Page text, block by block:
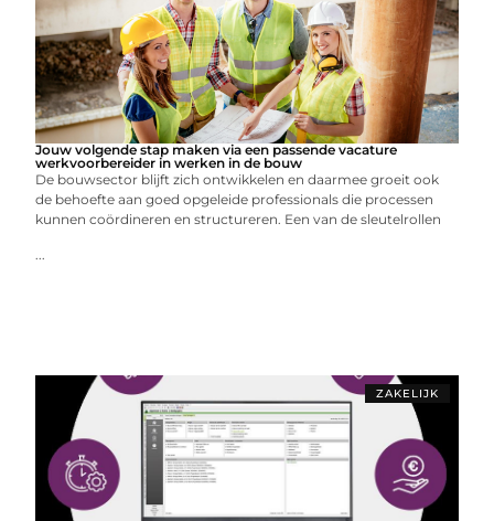
Jouw volgende stap maken via een passende vacature
werkvoorbereider in werken in de bouw
De bouwsector blijft zich ontwikkelen en daarmee groeit ook
de behoefte aan goed opgeleide professionals die processen
kunnen coördineren en structureren. Een van de sleutelrollen
...
ZAKELIJK